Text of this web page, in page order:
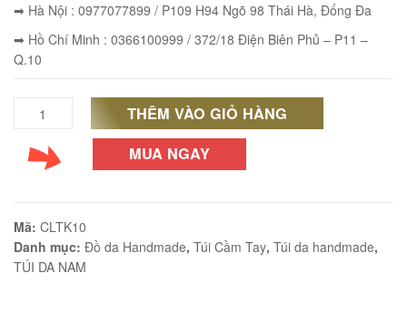
➡ Hà Nội : 0977077899 / P109 H94 Ngõ 98 Thái Hà, Đống Đa
➡ Hồ Chí Minh : 0366100999 / 372/18 Điện Biên Phủ – P11 –
Q.10
Clutch
cầm
cấp
handmade
THÊM VÀO GIỎ HÀNG
MUA NGAY
Mã: CLTK10
Danh mục: Đồ da Handmade, Túi Cầm Tay, Túi da handmade,
TÚI DA NAM
Jeep giá rẻ JR03
GIỎ
Jeep giá rẻ 04
GIỎ